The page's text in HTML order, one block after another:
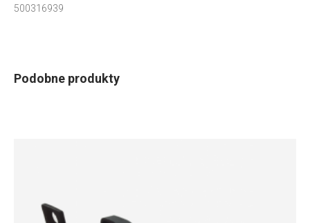
500316939
Podobne produkty